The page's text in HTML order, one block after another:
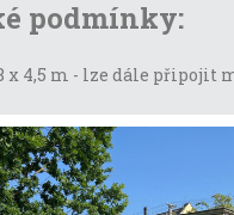
podmínky:
x 4,5 m - lze dále připojit